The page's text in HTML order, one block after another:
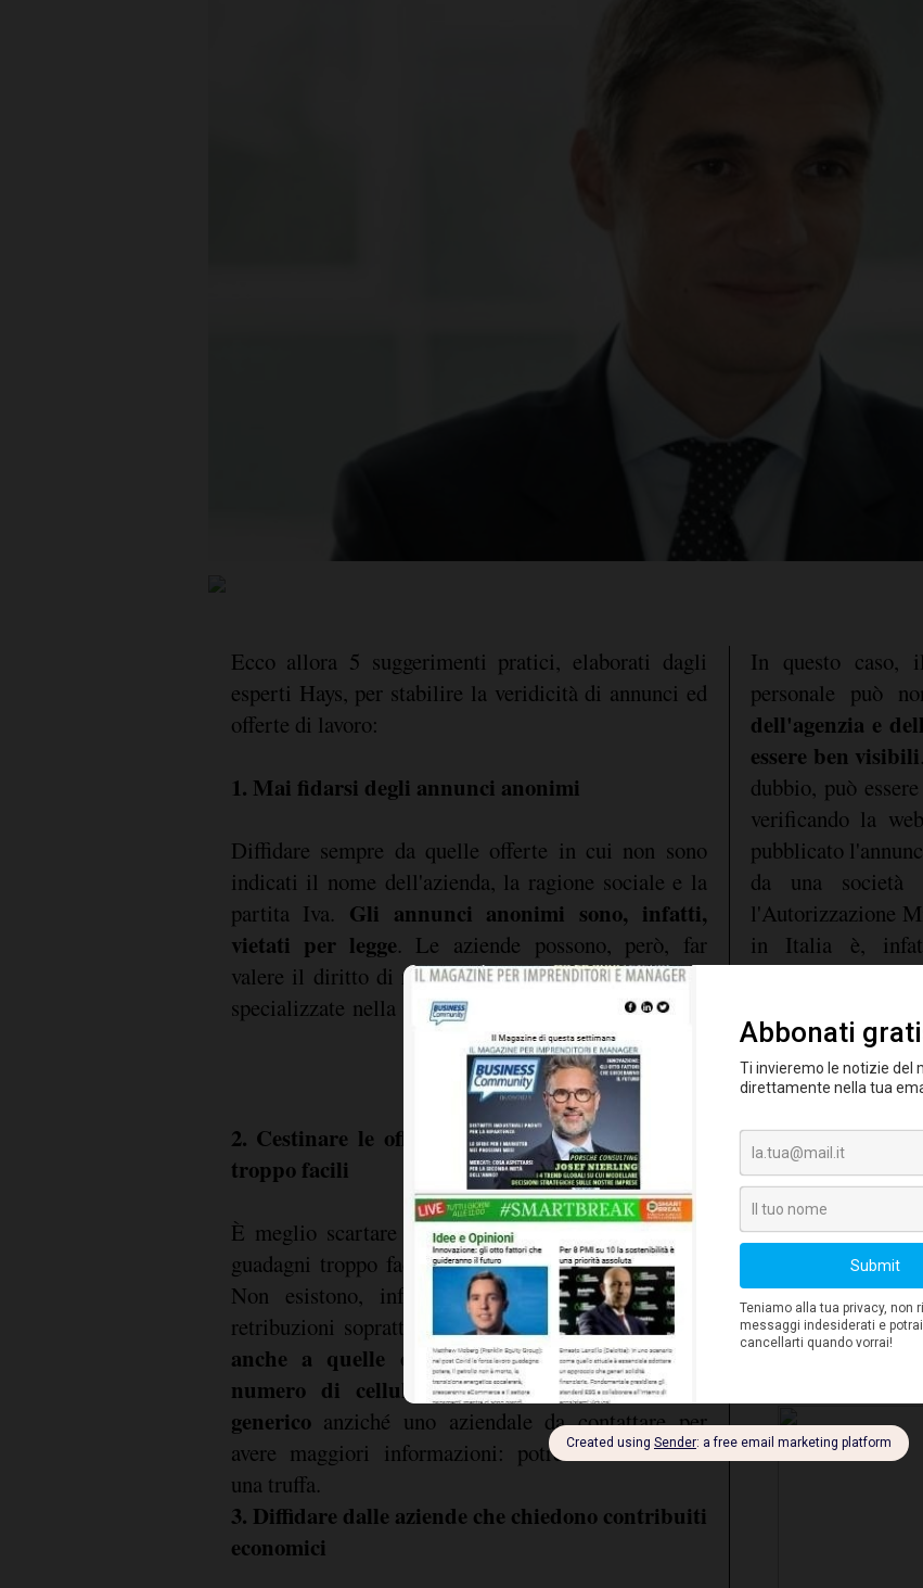
Ecco allora 5 suggerimenti pratici, elaborati dagli
esperti Hays, per stabilire la veridicità di annunci ed
offerte di lavoro:
1. Mai fidarsi degli annunci anonimi
Diffidare sempre da quelle offerte in cui non sono
indicati il nome dell'azienda, la ragione sociale e la
partita Iva. Gli annunci anonimi sono, infatti,
vietati per legge. Le aziende possono, però, far
valere il diritto di riservatezza e affidarsi ad agenzie
specializzate nella ricerca e selezione del personale.
In questo caso,
personale può
dell'agenzia e
essere ben visibili
dubbio, può
verificando la
pubblicato
da una società
l'Autorizzazione
in Italia è,
permesso che
in ogni
2. Cestinare le offerte che promettono guadagni
troppo facili
È meglio scartare a priori annunci che promettono
guadagni troppo facili senza competenze specifiche.
Non esistono, infatti, lavori che offrano ingenti
retribuzioni soprattutto in breve tempo!Attenzione
anche a quelle offerte che riportano solo un
numero di cellulare o un indirizzo di posta
genericoanziché uno aziendale da contattare per
avere maggiori informazioni: potrebbe nascondere
una truffa.
3. Diffidare dalle aziende che chiedono contribuiti
economici
investimento per
necessariamente
anche
come
domicilioo dalla
mediche. Tutti
lavoro. È bene,
ricerca e
richiedere
di perdere